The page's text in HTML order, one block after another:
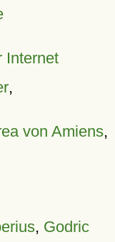
Internet
,
von Amiens,
, Godric